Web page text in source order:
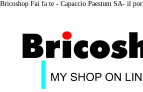
Bricoshop Fai fa te - Capaccio Paestum SA- il